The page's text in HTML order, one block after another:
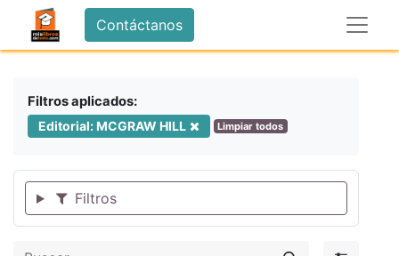
Contáctanos
Filtros aplicados:
Editorial: MCGRAW HILL Limpiar todos
Filtros